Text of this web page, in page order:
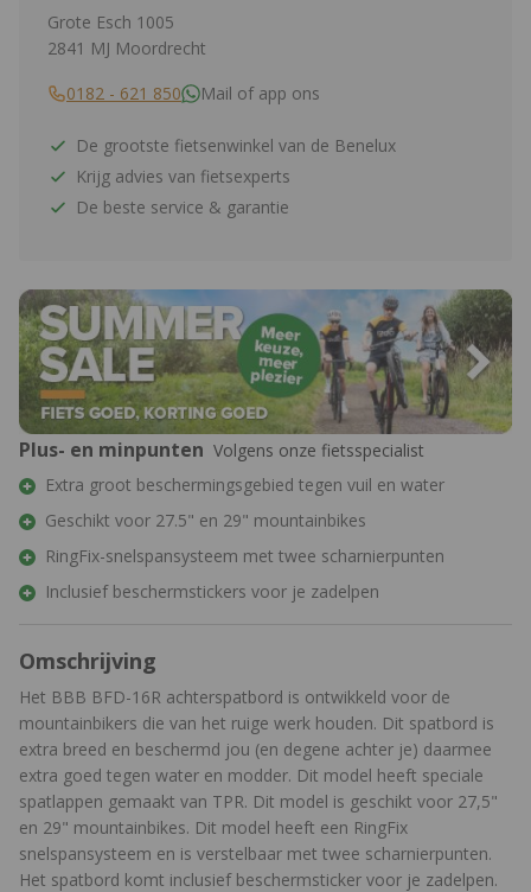
Grote Esch 1005
2841 MJ Moordrecht
0182 - 621 850
Mail of app ons
De grootste fietsenwinkel van de Benelux
Krijg advies van fietsexperts
De beste service & garantie
Plus- en minpunten Volgens onze fietsspecialist
Extra groot beschermingsgebied tegen vuil en water
Geschikt voor 27.5" en 29" mountainbikes
RingFix-snelspansysteem met twee scharnierpunten
Inclusief beschermstickers voor je zadelpen
Omschrijving
Het BBB BFD-16R achterspatbord is ontwikkeld voor de
mountainbikers die van het ruige werk houden. Dit spatbord is
extra breed en beschermd jou (en degene achter je) daarmee
extra goed tegen water en modder. Dit model heeft speciale
spatlappen gemaakt van TPR. Dit model is geschikt voor 27,5"
en 29" mountainbikes. Dit model heeft een RingFix
snelspansysteem en is verstelbaar met twee scharnierpunten.
Het spatbord komt inclusief beschermsticker voor je zadelpen.